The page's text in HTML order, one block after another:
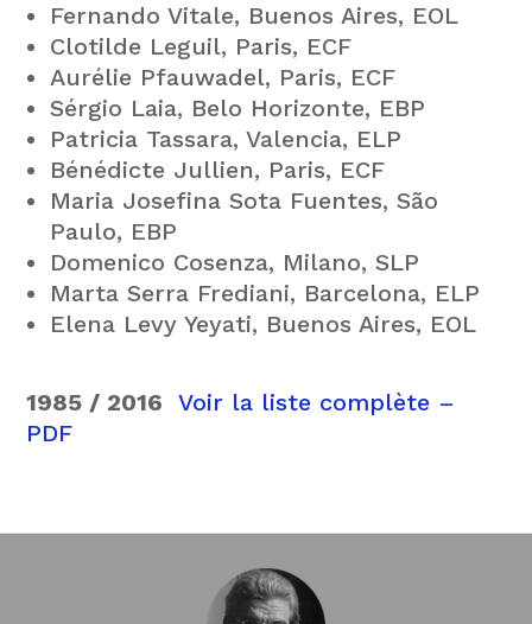
Fernando Vitale, Buenos Aires, EOL
Clotilde Leguil, Paris, ECF
Aurélie Pfauwadel, Paris, ECF
Sérgio Laia, Belo Horizonte, EBP
Patricia Tassara, Valencia, ELP
Bénédicte Jullien, Paris, ECF
Maria Josefina Sota Fuentes, São
Paulo, EBP
Domenico Cosenza, Milano, SLP
Marta Serra Frediani, Barcelona, ELP
Elena Levy Yeyati, Buenos Aires, EOL
1985 / 2016 Voir la liste complète –
PDF